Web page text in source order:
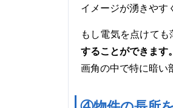
イメージが湧きやす
もし電気を点けても
することができます。
画角の中で特に暗い